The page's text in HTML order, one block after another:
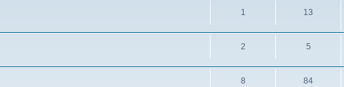
1 13
2 5
8 84